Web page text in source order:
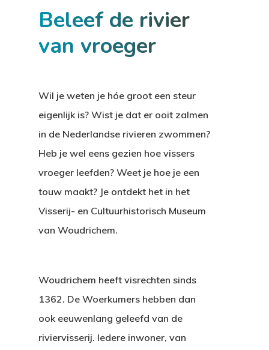
Beleef de rivier
van vroeger
Wil je weten je hóe groot een steur
eigenlijk is? Wist je dat er ooit zalmen
in de Nederlandse rivieren zwommen?
Heb je wel eens gezien hoe vissers
vroeger leefden? Weet je hoe je een
touw maakt? Je ontdekt het in het
Visserij- en Cultuurhistorisch Museum
van Woudrichem.
Woudrichem heeft visrechten sinds
1362. De Woerkumers hebben dan
ook eeuwenlang geleefd van de
riviervisserij. Iedere inwoner, van